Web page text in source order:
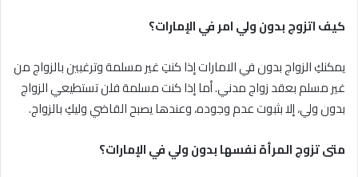
كيف اتزوج بدون ولي امر في الإمارات؟
يمكنكِ الزواج بدون في الامارات إذا كنتِ غير مسلمة وترغبين بالزواج من
غير مسلم بعقد زواج مدني. أما إذا كنت مسلمة فلن تستطيعي الزواج
بدون ولي، إلا بثبوت عدم وجوده، وعندها يصبح القاضي وليكِ بالزواج.
متى تزوج المرأة نفسها بدون ولي في الإمارات؟